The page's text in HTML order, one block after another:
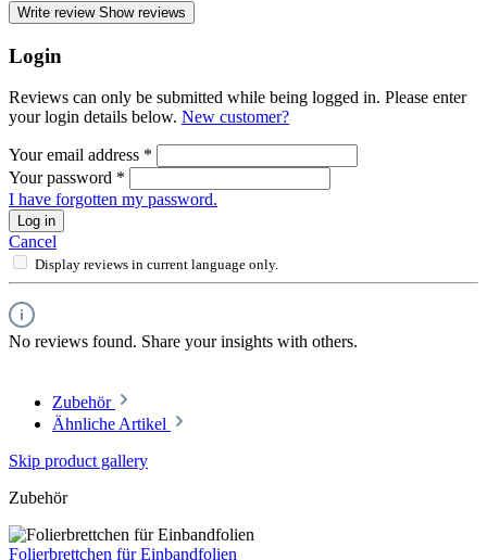
Write review Show reviews
Login
Reviews can only be submitted while being logged in. Please enter
your login details below. New customer?
Your email address *
Your password *
I have forgotten my password.
Log in
Cancel
Display reviews in current language only.
No reviews found. Share your insights with others.
Zubehör
Ähnliche Artikel
Skip product gallery
Zubehör
Folierbrettchen für Einbandfolien